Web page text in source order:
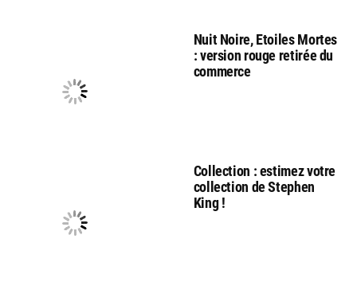
Nuit Noire, Etoiles Mortes
: version rouge retirée du
commerce
Collection : estimez votre
collection de Stephen
King !